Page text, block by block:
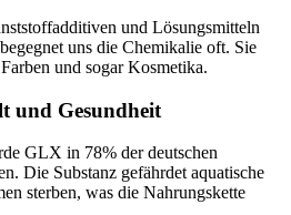
und Lösungsmitteln
uns die Chemikalie oft. Sie
und sogar Kosmetika.
und Gesundheit
GLX in 78% der deutschen
Die Substanz gefährdet aquatische
sterben, was die Nahrungskette